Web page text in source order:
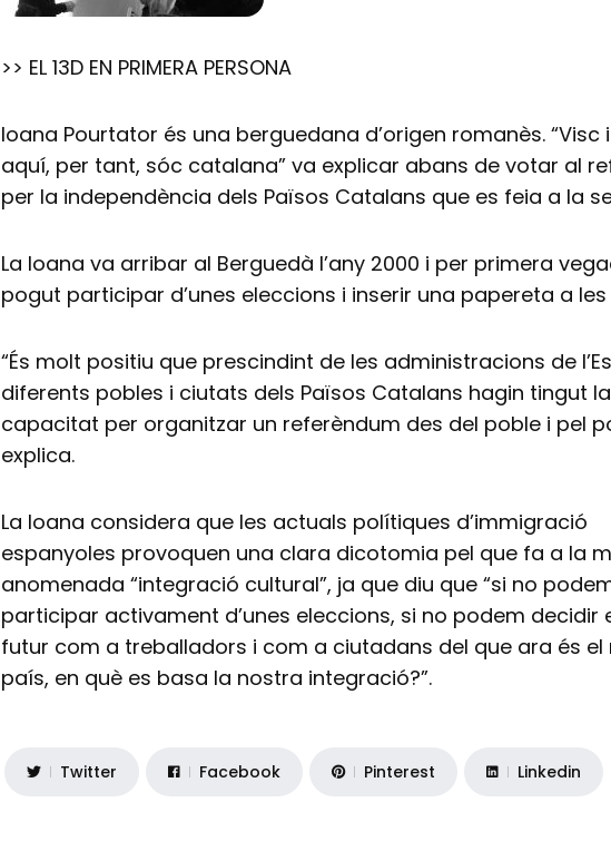
>> EL 13D EN PRIMERA PERSONA
Ioana Pourtator és una berguedana d’origen romanès. “Visc
aquí, per tant, sóc catalana” va explicar abans de votar al
per la independència dels Països Catalans que es feia a la
La Ioana va arribar al Berguedà l’any 2000 i per primera
pogut participar d’unes eleccions i inserir una papereta a les
“És molt positiu que prescindint de les administracions de
diferents pobles i ciutats dels Països Catalans hagin tingut la
capacitat per organitzar un referèndum des del poble i pel
explica.
La Ioana considera que les actuals polítiques d’immigració
espanyoles provoquen una clara dicotomia pel que fa a la
anomenada “integració cultural”, ja que diu que “si no
participar activament d’unes eleccions, si no podem decidir
futur com a treballadors i com a ciutadans del que ara és el
país, en què es basa la nostra integració?”.
Twitter Facebook Pinterest Linkedin